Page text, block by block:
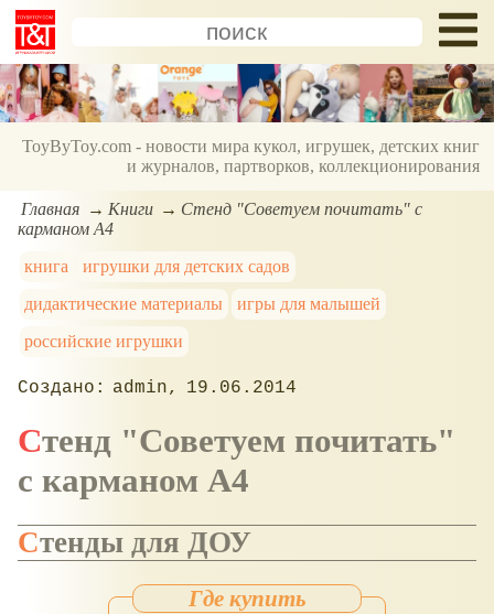
ToyByToy.com - новости мира кукол, игрушек, детских книг
и журналов, партворков, коллекционирования
Главная Книги
Стенд "Советуем почитать" с
карманом А4
книга
игрушки для детских садов
дидактические материалы
игры для малышей
российские игрушки
admin 19.06.2014
Стенд "Советуем почитать"
с карманом А4
Стенды для ДОУ